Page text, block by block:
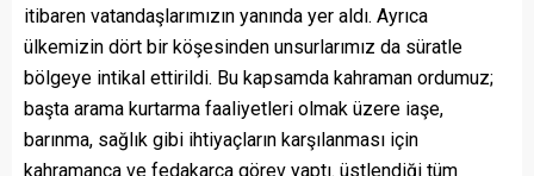
itibaren vatandaşlarımızın yanında yer aldı. Ayrıca
ülkemizin dört bir köşesinden unsurlarımız da süratle
bölgeye intikal ettirildi. Bu kapsamda kahraman ordumuz;
başta arama kurtarma faaliyetleri olmak üzere iaşe,
barınma, sağlık gibi ihtiyaçların karşılanması için
kahramanca ve fedakarca görev yaptı. üstlendiği tüm